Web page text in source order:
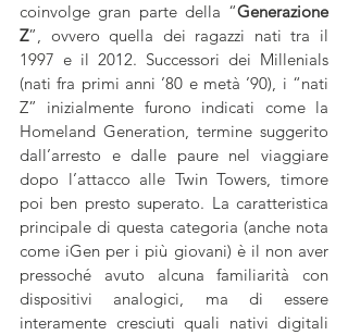
coinvolge gran parte della “Generazione
Z”, ovvero quella dei ragazzi nati tra il
1997 e il 2012. Successori dei Millenials
(nati fra primi anni ’80 e metà ’90), i “nati
Z” inizialmente furono indicati come la
Homeland Generation, termine suggerito
dall’arresto e dalle paure nel viaggiare
dopo l’attacco alle Twin Towers, timore
poi ben presto superato. La caratteristica
principale di questa categoria (anche nota
come iGen per i più giovani) è il non aver
pressoché avuto alcuna familiarità con
dispositivi analogici, ma di essere
interamente cresciuti quali nativi digitali